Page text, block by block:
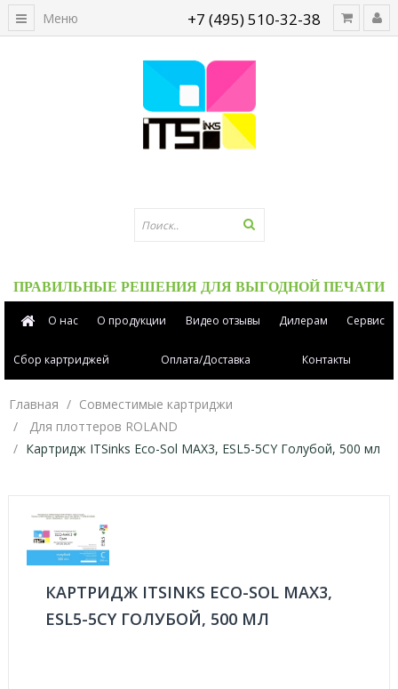
+7 (495) 510-32-38
ПРАВИЛЬНЫЕ РЕШЕНИЯ ДЛЯ ВЫГОДНОЙ ПЕЧАТИ
Меню
О нас О продукции Видео отзывы Дилерам Сервис
Сбор картриджей Оплата/Доставка Контакты
Главная
Совместимые картриджи
Для плоттеров ROLAND
Картридж ITSinks Eco-Sol MAX3, ESL5-5CY Голубой, 500 мл
КАРТРИДЖ ITSINKS ECO-SOL MAX3,
ESL5-5CY ГОЛУБОЙ, 500 МЛ